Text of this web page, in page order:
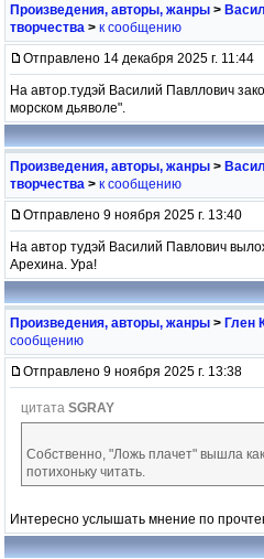
Произведения, авторы, жанры >
творчества > к сообщению
Отправлено 14 декабря 2025 г. 11:44
На автор.тудэй Василий Павллович
морском дьяволе".
Произведения, авторы, жанры >
творчества > к сообщению
Отправлено 9 ноября 2025 г. 13:40
На автор тудэй Василий Павлович
Арехина. Ура!
Произведения, авторы, жанры > Глен
сообщению
Отправлено 9 ноября 2025 г. 13:38
цитата SGRAY
Собственно, "Ложь плачет" вышла
потихоньку читать.
Интересно услышать мнение по